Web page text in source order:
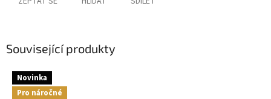
Související produkty
Novinka
Pro náročné